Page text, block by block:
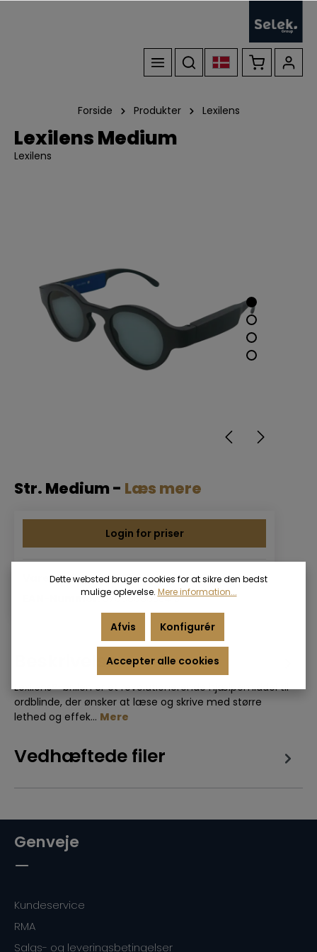
Forside Produkter Lexilens
Lexilens Medium
Lexilens
Str. Medium - Læs mere
Login for priser
Varenummer:LEXILENS-MEDIUM
EAN-Nummer:5706808055413
Beskrivelse
Lexilens®-brillen er et revolutionerende hjælpemiddel til
ordblinde, der ønsker at læse og skrive med større
lethed og effek… Mere
Vedhæftede filer
Genveje
Kundeservice
RMA
Salgs- og leveringsbetingelser
Dette websted bruger cookies for at sikre den bedst
mulige oplevelse. Mere information...
Afvis Konfigurér
Accepter alle cookies